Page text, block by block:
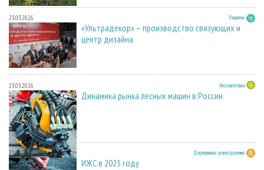
23.03.2026 Развитие
«Ультрадекор» – производство связующих и
центр дизайна
23.03.2026 Лесозаготовка
Динамика рынка лесных машин в России
23.03.2026 Деревянное домостроение
ИЖС в 2025 году